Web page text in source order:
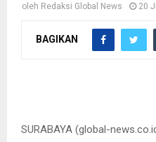
oleh Redaksi Global News 20
BAGIKAN
SURABAYA (global-